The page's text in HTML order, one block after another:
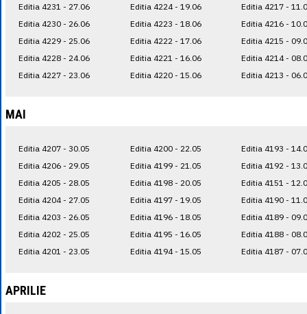
Editia 4231 - 27.06
Editia 4230 - 26.06
Editia 4229 - 25.06
Editia 4228 - 24.06
Editia 4227 - 23.06
Editia 4224 - 19.06
Editia 4223 - 18.06
Editia 4222 - 17.06
Editia 4221 - 16.06
Editia 4220 - 15.06
Editia 4217 -
Editia 4216 -
Editia 4215 -
Editia 4214 -
Editia 4213 -
MAI
Editia 4207 - 30.05
Editia 4206 - 29.05
Editia 4205 - 28.05
Editia 4204 - 27.05
Editia 4203 - 26.05
Editia 4202 - 25.05
Editia 4201 - 23.05
Editia 4200 - 22.05
Editia 4199 - 21.05
Editia 4198 - 20.05
Editia 4197 - 19.05
Editia 4196 - 18.05
Editia 4195 - 16.05
Editia 4194 - 15.05
Editia 4193 -
Editia 4192 -
Editia 4151 -
Editia 4190 -
Editia 4189 -
Editia 4188 -
Editia 4187 -
APRILIE